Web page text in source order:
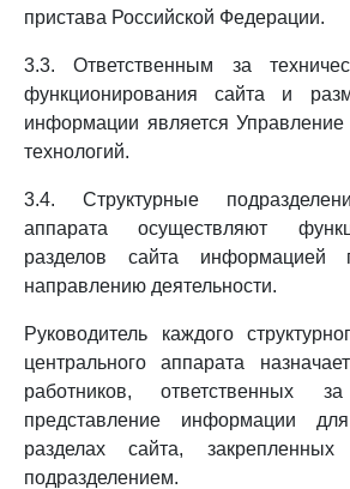
пристава Российской Федерации.
3.3. Ответственным за
функционирования сайта и
информации является
технологий.
3.4. Структурные
аппарата осуществляют
разделов сайта информацией
направлению деятельности.
Руководитель каждого
центрального аппарата
работников, ответственных
представление информации
разделах сайта,
подразделением.